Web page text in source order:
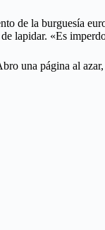
de la burguesía
lapidar. «Es
una página al